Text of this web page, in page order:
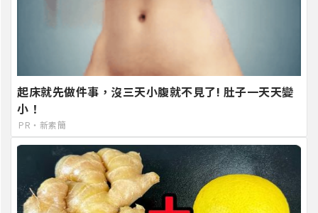
起床就先做件事，沒三天小腹就不見了! 肚子一天天變
小！
PR・新素簡